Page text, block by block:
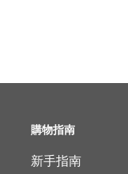
購物指南
新手指南